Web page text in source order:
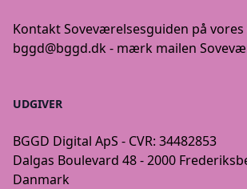
Kontakt Soveværelsesguiden på
bggd@bggd.dk- mærk mailen
UDGIVER
BGGD Digital ApS - CVR: 34482853
Dalgas Boulevard 48 - 2000
Danmark